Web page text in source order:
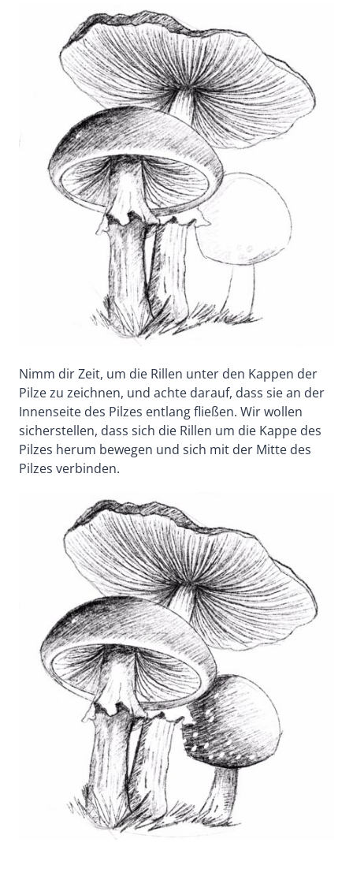
Nimm dir Zeit, um die Rillen unter den Kappen der
Pilze zu zeichnen, und achte darauf, dass sie an der
Innenseite des Pilzes entlang fließen. Wir wollen
sicherstellen, dass sich die Rillen um die Kappe des
Pilzes herum bewegen und sich mit der Mitte des
Pilzes verbinden.